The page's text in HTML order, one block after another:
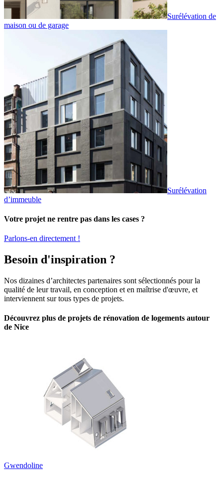
Surélévation de
maison ou de garage
Surélévation
d’immeuble
Votre projet ne rentre pas dans les cases ?
Parlons-en directement !
Besoin d'inspiration ?
Nos dizaines d’architectes partenaires sont sélectionnés pour la
qualité de leur travail, en conception et en maîtrise d'œuvre, et
interviennent sur tous types de projets.
Découvrez plus de projets de rénovation de logements autour
de Nice
Gwendoline